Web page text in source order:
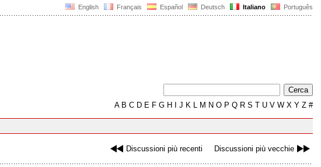
English Français Español Deutsch Italiano Português
AB C D E F G H J K L M N O P Q R S T U V W X Y Z #
Discussioni più recenti Discussioni più vecchie